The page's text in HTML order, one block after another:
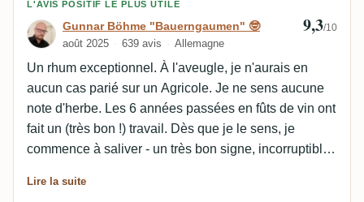
Avis de Gunnar Böhme "Bauerngaumen"
L'AVIS POSITIF LE PLUS UTILE
Gunnar Böhme "Bauerngaumen" 🤓
août 2025 639 avis Allemagne
9,3/10
Un rhum exceptionnel. À l'aveugle, je n'aurais en
aucun cas parié sur un Agricole. Je ne sens aucune
note d'herbe. Les 6 années passées en fûts de vin ont
fait un (très bon !) travail. Dès que je le sens, je
commence à saliver - un très bon signe, incorruptible.
miel et les bonbons "Nimm Zwei" dominent. Une
Lire la suite